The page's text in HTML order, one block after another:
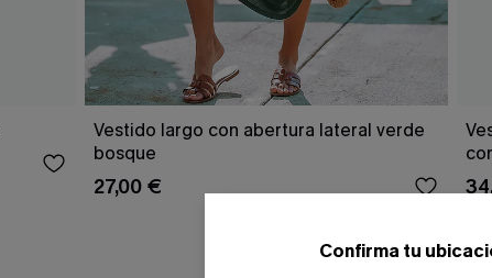
Vestido largo con abertura lateral verde
bosque
27,00 €
Confirma tu